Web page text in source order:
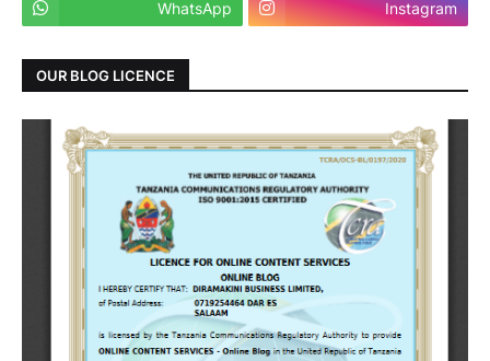
WhatsApp Instagram
OUR BLOG LICENCE